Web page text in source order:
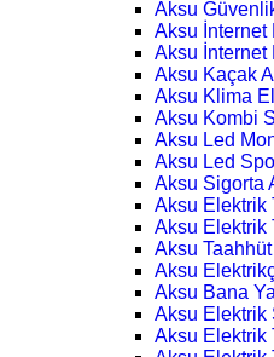
Aksu
Aksu İnternet
Aksu İnternet
Aksu Kaçak
Aksu Klima
Aksu Kombi
Aksu Led
Aksu Led
Aksu Sigorta
Aksu Elektrik
Aksu Elektrik
Aksu
Aksu
Aksu Bana
Aksu Elektrik
Aksu Elektrik